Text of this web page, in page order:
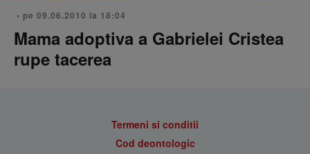
• pe 09.06.2010 la 18:04
Mama adoptiva a Gabrielei Cristea
rupe tacerea
Termeni si conditii
Cod deontologic